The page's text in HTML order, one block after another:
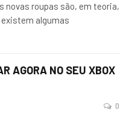
novas roupas são, em teoria,
algumas
AGORA NO SEU XBOX
0